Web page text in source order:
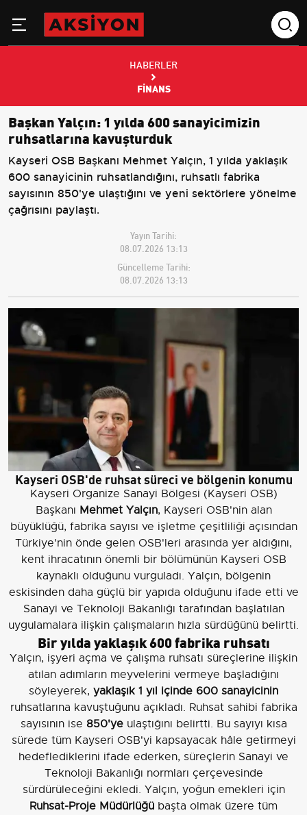
HABERLER
FINANS
Başkan Yalçın: 1 yılda 600 sanayicimizin
ruhsatlarına kavuşturduk
Kayseri OSB Başkanı Mehmet Yalçın, 1 yılda yaklaşık
600 sanayicinin ruhsatlandığını, ruhsatlı fabrika
sayısının 850'ye ulaştığını ve yeni sektörlere yönelme
çağrısını paylaştı.
Yayın Tarihi:
08.07.2026 13:13
Güncelleme Tarihi:
08.07.2026 13:13
Kayseri OSB'de ruhsat süreci ve bölgenin konumu
Kayseri Organize Sanayi Bölgesi (Kayseri OSB)
Başkanı Mehmet Yalçın, Kayseri OSB'nin alan
büyüklüğü, fabrika sayısı ve işletme çeşitliliği açısından
Türkiye'nin önde gelen OSB'leri arasında yer aldığını,
kent ihracatının önemli bir bölümünün Kayseri OSB
kaynaklı olduğunu vurguladı. Yalçın, bölgenin
eskisinden daha güçlü bir yapıda olduğunu ifade etti ve
Sanayi ve Teknoloji Bakanlığı tarafından başlatılan
uygulamalara ilişkin çalışmaların hızla sürdüğünü belirtti.
Bir yılda yaklaşık 600 fabrika ruhsatı
Yalçın, işyeri açma ve çalışma ruhsatı süreçlerine ilişkin
atılan adımların meyvelerini vermeye başladığını
söyleyerek, yaklaşık 1 yıl içinde 600 sanayicinin
ruhsatlarına kavuştuğunu açıkladı. Ruhsat sahibi fabrika
sayısının ise 850'yeulaştığını belirtti. Bu sayıyı kısa
sürede tüm Kayseri OSB'yi kapsayacak hâle getirmeyi
hedeflediklerini ifade ederken, süreçlerin Sanayi ve
Teknoloji Bakanlığı normları çerçevesinde
sürdürüleceğini ekledi. Yalçın, yoğun emekleri için
Ruhsat-Proje Müdürlüğü başta olmak üzere tüm